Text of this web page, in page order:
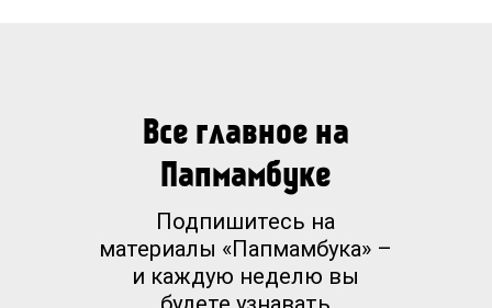
"Исключительно захватывающее,
глубокое и поистине гениальное
произведение".
Chicago Tribune
Все главное на
Папмамбуке
Подпишитесь на
материалы «Папмамбука» –
и каждую неделю вы